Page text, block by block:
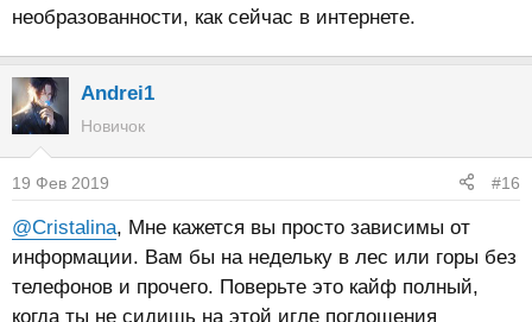
необразованности, как сейчас в интернете.
Andrei1
Новичок
19 Фев 2019 #16
@Cristalina, Мне кажется вы просто зависимы от
информации. Вам бы на недельку в лес или горы без
телефонов и прочего. Поверьте это кайф полный,
когда ты не сидишь на этой игле поглощения